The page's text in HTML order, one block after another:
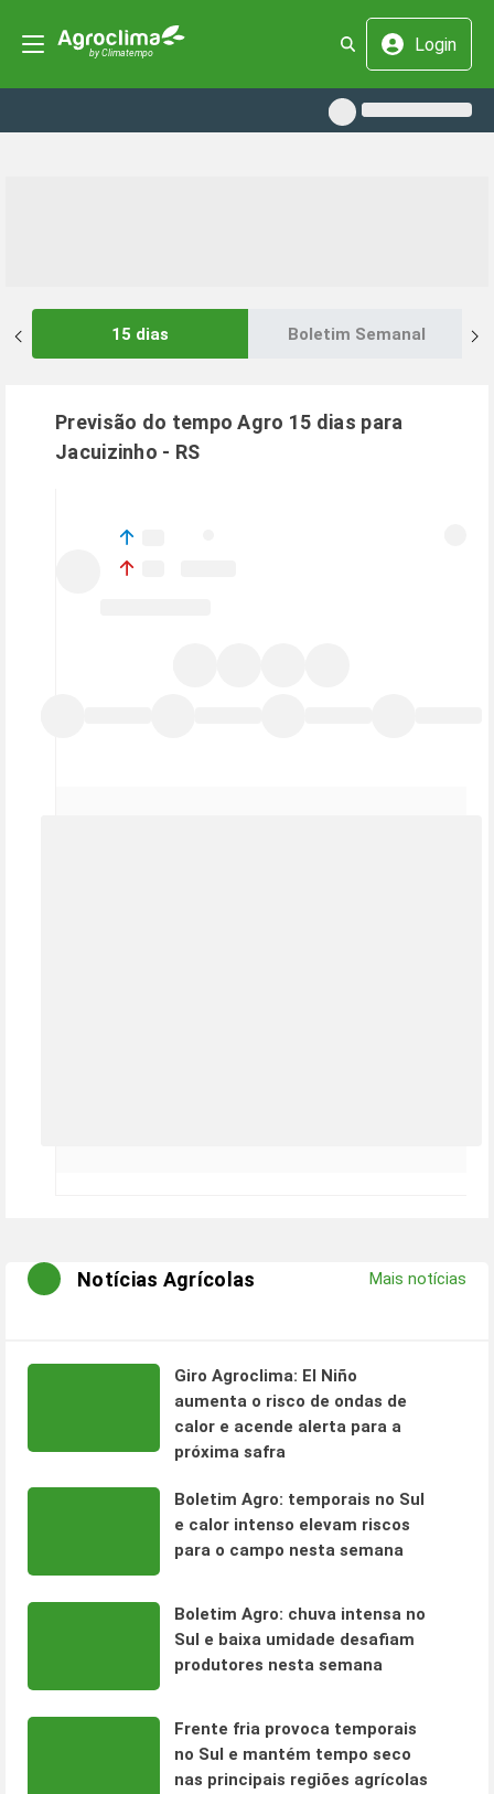
Login
15 dias Boletim Semanal
Previsão do tempo Agro 15 dias para
Jacuizinho - RS
Notícias Agrícolas Mais notícias
Giro Agroclima: El Niño
aumenta o risco de ondas de
calor e acende alerta para a
próxima safra
Boletim Agro: temporais no Sul
e calor intenso elevam riscos
para o campo nesta semana
Boletim Agro: chuva intensa no
Sul e baixa umidade desafiam
produtores nesta semana
Frente fria provoca temporais
no Sul e mantém tempo seco
nas principais regiões agrícolas